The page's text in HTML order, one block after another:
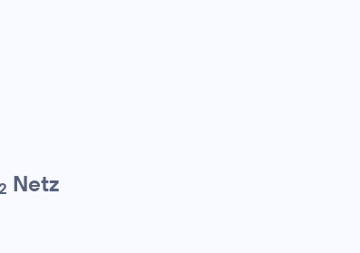
Netz